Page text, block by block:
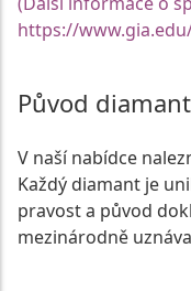
https://
Původ
V naší nabídce
Každý diamant je
pravost a původ
mezinárodně